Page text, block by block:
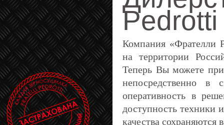
Pedrotti
Компания «Фрателли
на территории
Теперь Вы можете
непосредственно в
оперативность в
доступность техники
качества сохраняются